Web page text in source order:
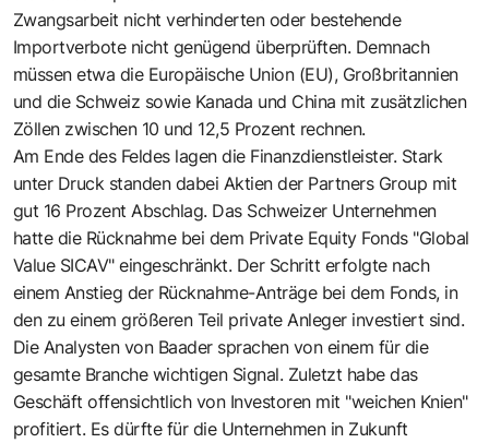
Zwangsarbeit nicht verhinderten oder bestehende
Importverbote nicht genügend überprüften. Demnach
müssen etwa die Europäische Union (EU), Großbritannien
und die Schweiz sowie Kanada und China mit zusätzlichen
Zöllen zwischen 10 und 12,5 Prozent rechnen.
Am Ende des Feldes lagen die Finanzdienstleister. Stark
unter Druck standen dabei Aktien der Partners Group mit
gut 16 Prozent Abschlag. Das Schweizer Unternehmen
hatte die Rücknahme bei dem Private Equity Fonds "Global
Value SICAV" eingeschränkt. Der Schritt erfolgte nach
einem Anstieg der Rücknahme-Anträge bei dem Fonds, in
den zu einem größeren Teil private Anleger investiert sind.
Die Analysten von Baader sprachen von einem für die
gesamte Branche wichtigen Signal. Zuletzt habe das
Geschäft offensichtlich von Investoren mit "weichen Knien"
profitiert. Es dürfte für die Unternehmen in Zukunft